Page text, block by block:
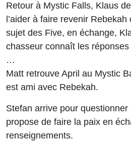
Retour à Mystic Falls, Klaus
l’aider à faire revenir
sujet des Five, en échange,
chasseur connaît les
…
Matt retrouve April au Mystic
est ami avec Rebekah.
Stefan arrive pour questionner
propose de faire la paix en
renseignements.